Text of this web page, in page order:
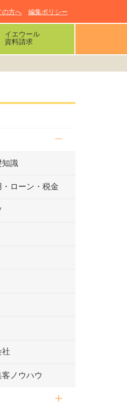
の方へ 編集ポリシー
イエウール
資料請求
知識
ローン・税金
社
ノウハウ